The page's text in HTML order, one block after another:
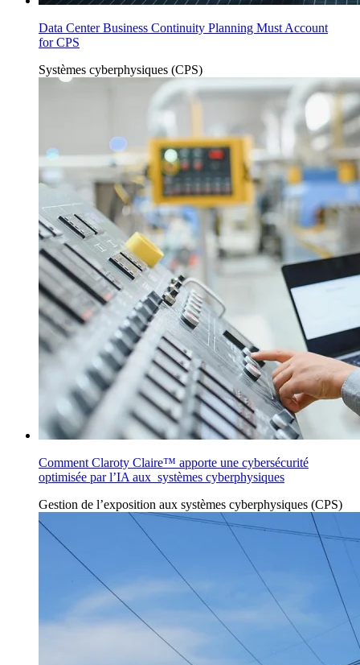
Data Center Business Continuity Planning Must Account
for CPS
Systèmes cyberphysiques (CPS)
Comment Claroty Claire™ apporte une cybersécurité
optimisée par l’IA aux systèmes cyberphysiques
Gestion de l’exposition aux systèmes cyberphysiques (CPS)